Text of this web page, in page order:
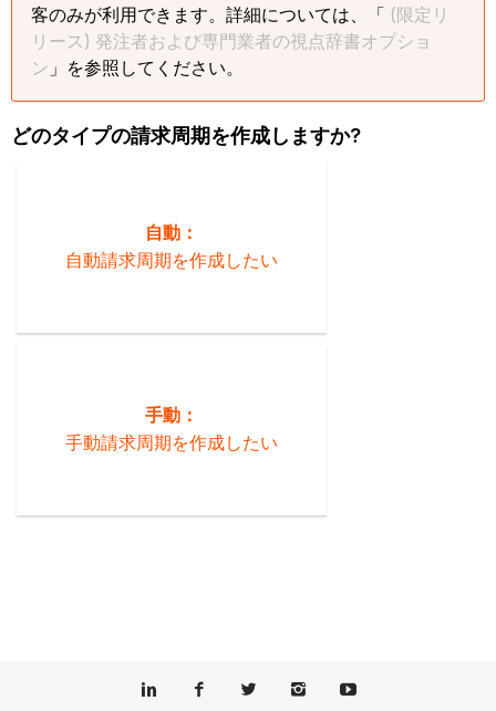
客のみが利用できます。詳細については、「 (限定リ
リース) 発注者および専門業者の視点辞書オプショ
ン 」を参照してください。
どのタイプの請求周期を作成しますか?
自動：
自動請求周期を作成したい
手動：
手動請求周期を作成したい